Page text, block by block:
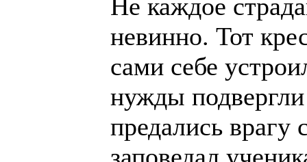
He каждое
невинно. Тот
сами себе
нужды
предались врагу